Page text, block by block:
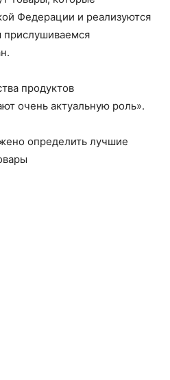
Федерации и реализуются
продуктов
очень актуальную роль».